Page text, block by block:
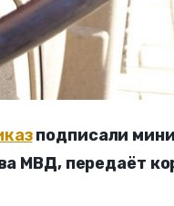
подписали
МВД, передаёт